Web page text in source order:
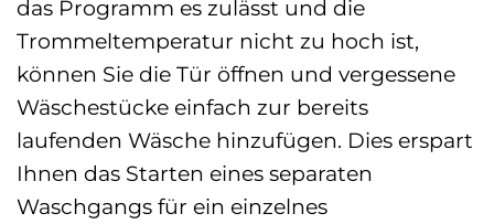
das Programm es zulässt und die
Trommeltemperatur nicht zu hoch ist,
können Sie die Tür öffnen und vergessene
Wäschestücke einfach zur bereits
laufenden Wäsche hinzufügen. Dies erspart
Ihnen das Starten eines separaten
Waschgangs für ein einzelnes